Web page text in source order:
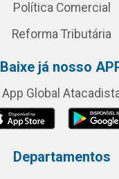
Política Comercial
Reforma Tributária
Baixe já nosso
App Global
Departamentos